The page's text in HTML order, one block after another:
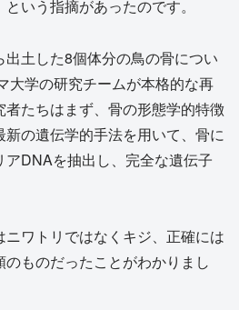
いう指摘があったのです。
土した8個体分の鳥の骨につい
大学の研究チームが本格的な再
たちはまず、骨の形態学的特徴
の遺伝学的手法を用いて、骨に
DNAを抽出し、完全な遺伝子
ワトリではなくキジ、正確には
ものだったことがわかりまし